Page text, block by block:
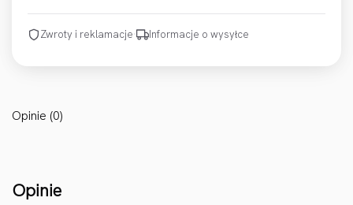
Zwroty i reklamacje· Informacje o wysyłce
Opinie (0)
Opinie